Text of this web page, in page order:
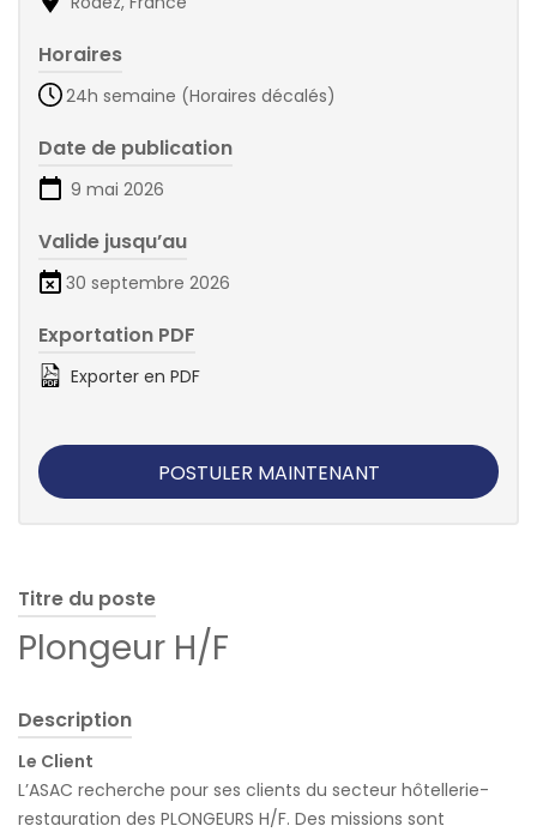
Horaires
24h semaine (Horaires décalés)
Date de publication
9 mai 2026
Valide jusqu’au
30 septembre 2026
Exportation PDF
Exporter en PDF
POSTULER MAINTENANT
Titre du poste
Plongeur H/F
Description
Le Client
L’ASAC recherche pour ses clients du secteur hôtellerie-
restauration des PLONGEURS H/F. Des missions sont